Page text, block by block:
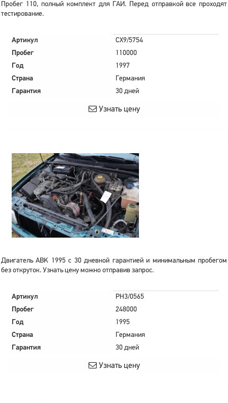
Пробег 110, полный комплект для ГАИ. Перед отправкой все проходят
тестирование.
Артикул
CX9/5754
Пробег
110000
Год
1997
Страна
Германия
Гарантия
30 дней
Узнать цену
Двигатель ABK 1995 с 30 дневной гарантией и минимальным пробегом
без откруток. Узнать цену можно отправив запрос.
Артикул
PH3/0565
Пробег
248000
Год
1995
Страна
Германия
Гарантия
30 дней
Узнать цену